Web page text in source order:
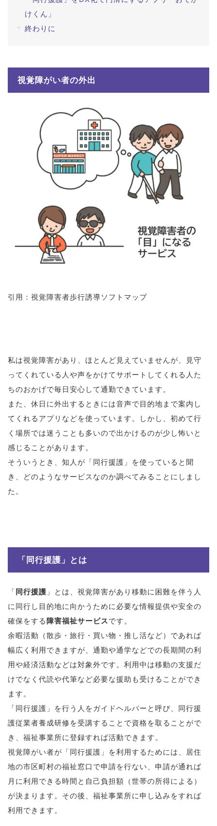
検索する
けくん」
終わりに
視覚障がい者の外出
引用：視覚障害者歩行誘導ソフトマップ
私は視覚障害があり、ほとんど見えていませんが、見守
ってくれている人や声をかけてサポートしてくれる人た
ちのおかげで毎日安心して通勤できています。
また、休日に外出するときには音声で目的地まで案内し
てくれるアプリなどを使っています。しかし、初めて行
く場所では迷うことも多いので出かけるのが少し怖いと
感じることがあります。
そういうとき、知人が「同行援護」を使っていると聞
き、どのようなサービスなのか調べてみることにしまし
た。
「同行援護」とは
「 同行援護 」とは、視覚障害があり移動に困難を伴う人
に同行し目的地に向かうために必要な情報提供や安全の
確保をする 障害福祉サービスです。
余暇活動（散歩・旅行・買い物・推し活など）であれば
幅広く利用できますが、通勤や通学などでの長期間の利
用や経済活動などは対象外です。利用中は移動の支援だ
けでなく代読や代筆など必要な援助も受けることができ
ます。
「同行援護」を行う人をガイドヘルパーと呼び、同行援
護従業者養成研修を受講することで資格を取ることがで
き、福祉事業所に登録すれば活動できます。
視覚障がい者が「同行援護」を利用するためには、居住
地の市区町村の福祉窓口で申請を行ない、申請が通れば
月に利用できる時間と自己負担額（世帯の所得による）
が決まります。その後、福祉事業所に申し込みをすれば
利用できます。